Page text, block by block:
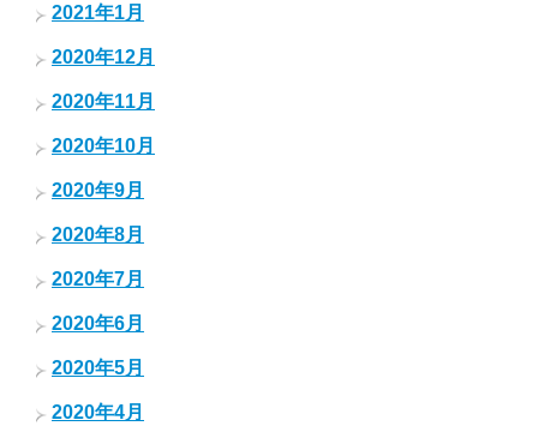
2021年1月
2020年12月
2020年11月
2020年10月
2020年9月
2020年8月
2020年7月
2020年6月
2020年5月
2020年4月